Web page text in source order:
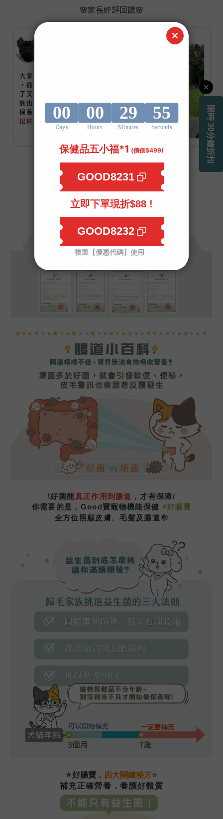
🌸家長好評回饋🌸
給寶貝吃的一定要是最好的🎯
獨家８項專利認證！品質保證更安心！
\好菌能真正作用到腸道 ，才有保障/
你需要的是， Good寶寵物機能保健 #好腸寶
全方位照顧皮膚、毛髮及腸道🌞
⭐好腸寶． 四大關鍵秘方⭐
補充正確營養．養護好體質